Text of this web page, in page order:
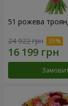
51 рожева
24 922 грн